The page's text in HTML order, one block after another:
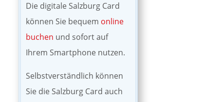
Die digitale Salzburg Card
können Sie bequem online
buchen und sofort auf
Ihrem Smartphone nutzen.
Selbstverständlich können
Sie die Salzburg Card auch